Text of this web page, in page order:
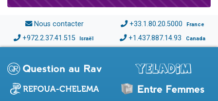
Nous contacter +33.1.80.20.5000 France
+972.2.37.41.515 Israël +1.437.887.14.93 Canada